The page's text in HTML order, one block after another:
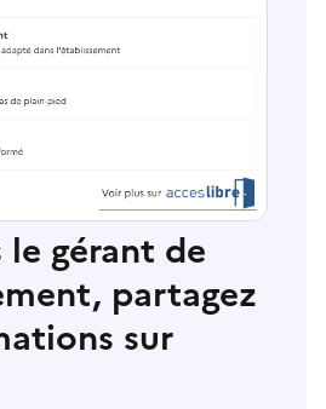
gérant de
partagez
sur